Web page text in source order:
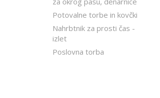
Potovalne torbe in kovčki
Nahrbtnik za prosti čas -
izlet
Poslovna torba